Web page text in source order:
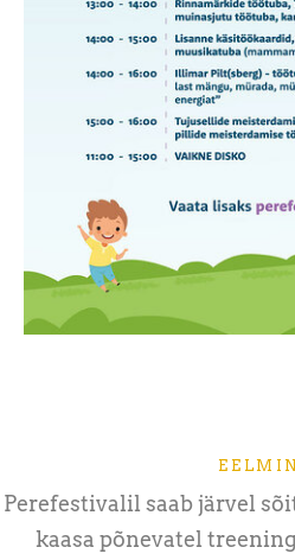
Perefestivalil saab järvel
kaasa põnevatel